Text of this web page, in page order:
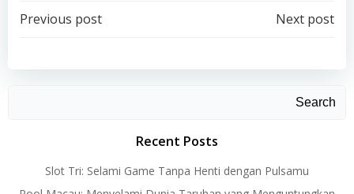
Post
navigation
Previous post
navigation
Next post
Search
Recent Posts
Slot Tri: Selami Game Tanpa Henti dengan Pulsamu